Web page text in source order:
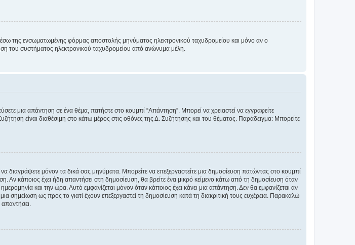
της ενσωματωμένης φόρμας αποστολής μηνύματος ηλεκτρονικού ταχυδρομείου και μόνο αν ο
του συστήματος ηλεκτρονικού ταχυδρομείου από ανώνυμα μέλη.
μια απάντηση σε ένα θέμα, πατήστε στο κουμπί “Απάντηση”. Μπορεί να χρειαστεί να εγγραφείτε
είναι διαθέσιμη στο κάτω μέρος στις οθόνες της Δ. Συζήτησης και του θέματος. Παράδειγμα: Μπορείτε
διαγράψετε μόνον τα δικά σας μηνύματα. Μπορείτε να επεξεργαστείτε μια δημοσίευση πατώντας στο κουμπί
Αν κάποιος έχει ήδη απαντήσει στη δημοσίευση, θα βρείτε ένα μικρό κείμενο κάτω από τη δημοσίευση όταν
και την ώρα. Αυτό εμφανίζεται μόνον όταν κάποιος έχει κάνει μια απάντηση. Δεν θα εμφανίζεται αν
σημείωση ως προς το γιατί έχουν επεξεργαστεί τη δημοσίευση κατά τη διακριτική τους ευχέρεια. Παρακαλώ